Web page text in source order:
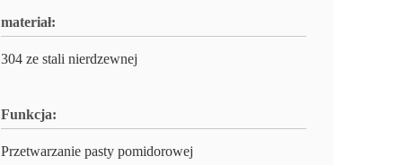
materiał:
304 ze stali nierdzewnej
Funkcja:
Przetwarzanie pasty pomidorowej